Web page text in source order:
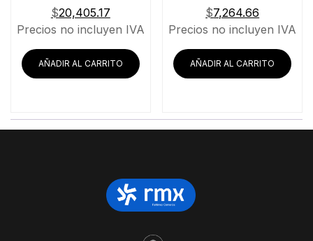
$20,405.17
Precios no incluyen IVA
AÑADIR AL CARRITO
$7,264.66
Precios no incluyen IVA
AÑADIR AL CARRITO